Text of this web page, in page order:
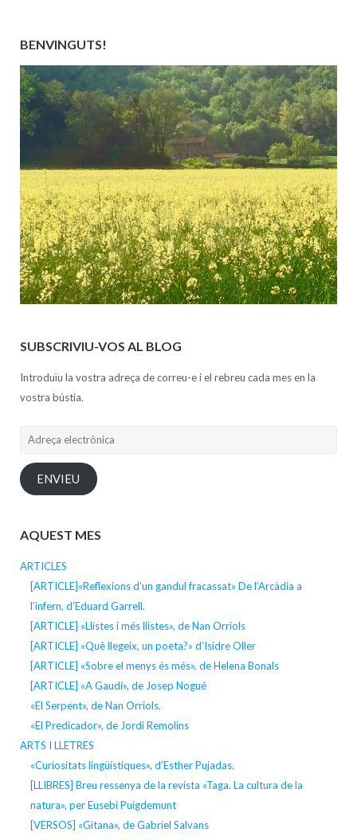
BENVINGUTS!
SUBSCRIVIU-VOS AL BLOG
Introduïu la vostra adreça de correu-e i el rebreu cada mes en la
vostra bústia.
Adreça
ENVIEU
AQUEST MES
ARTICLES
[ARTICLE]«Reflexions d’un gandul fracassat» De l’Arcàdia a
l’infern, d’Eduard Garrell.
[ARTICLE] «Llistes i més llistes», de Nan Orriols
[ARTICLE] «Què llegeix, un poeta?» d’Isidre Oller
[ARTICLE] «Sobre el menys és més», de Helena Bonals
[ARTICLE] «A Gaudí», de Josep Nogué
«El Serpent», de Nan Orriols.
«El Predicador», de Jordi Remolins
ARTS I LLETRES
«Curiositats lingüístiques», d’Esther Pujadas.
[LLIBRES] Breu ressenya de la revista «Taga. La cultura de la
natura», per Eusebi Puigdemunt
[VERSOS] «Gitana», de Gabriel Salvans